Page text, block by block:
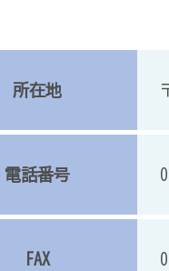
所在地
電話番号
FAX